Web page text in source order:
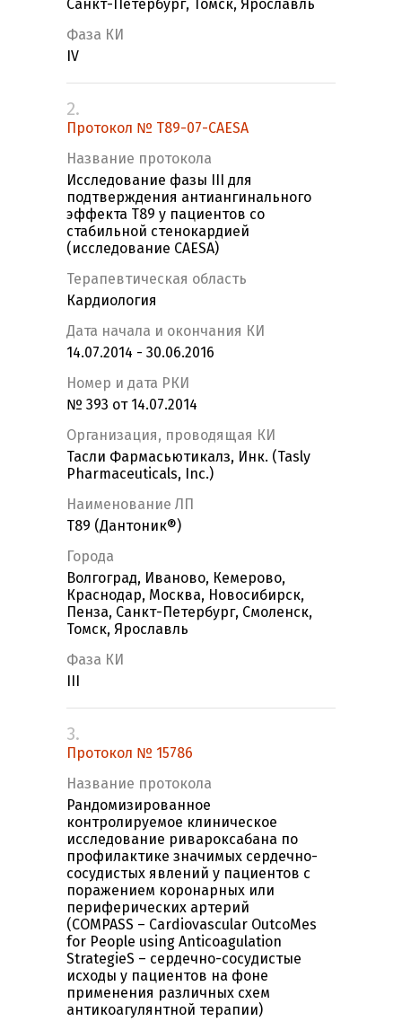
Санкт-Петербург, Томск, Ярославль
Фаза КИ
IV
2.
Протокол № T89-07-CAESA
Название протокола
Исследование фазы III для
подтверждения антиангинального
эффекта Т89 у пациентов со
стабильной стенокардией
(исследование CAESA)
Терапевтическая область
Кардиология
Дата начала и окончания КИ
14.07.2014 - 30.06.2016
Номер и дата РКИ
№ 393 от 14.07.2014
Организация, проводящая КИ
Тасли Фармасьютикалз, Инк. (Tasly
Pharmaceuticals, Inc.)
Наименование ЛП
T89 (Дантоник®)
Города
Волгоград, Иваново, Кемерово,
Краснодар, Москва, Новосибирск,
Пенза, Санкт-Петербург, Смоленск,
Томск, Ярославль
Фаза КИ
3.
Протокол № 15786
Название протокола
Рандомизированное
контролируемое клиническое
исследование ривароксабана по
профилактике значимых сердечно-
сосудистых явлений у пациентов с
поражением коронарных или
периферических артерий
(COMPASS – Cardiovascular OutcoMes
for People using Anticoagulation
StrategieS – сердечно-сосудистые
исходы у пациентов на фоне
применения различных схем
антикоагулянтной терапии)